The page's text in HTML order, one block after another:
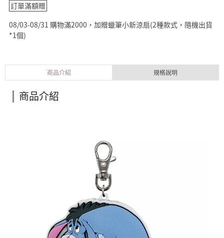
訂單滿額贈
08/03-08/31 購物滿2000，加贈蠟筆小新涼扇(2種款式，隨機出貨
*1個)
商品介紹 規格說明
商品介紹